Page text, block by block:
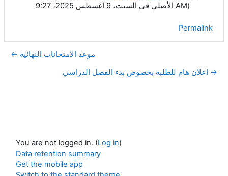
الأصلي في السبت، 9 أغسطس 2025، 9:27 AM)
Permalink
← موعد الامتحانات النهائية
اعلان هام للطلبة بخصوص بدء الفصل الدراسي →
You are not logged in. (Log in)
Data retention summary
Get the mobile app